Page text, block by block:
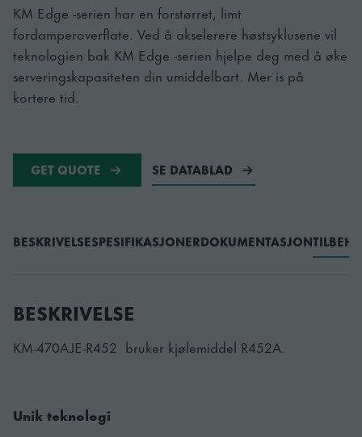
KM Edge -serien har en forstørret, limt
fordamperoverflate. Ved å akselerere høstsyklusene vil
teknologien bak KM Edge -serien hjelpe deg med å øke
serveringskapasiteten din umiddelbart. Mer is på
kortere tid.
GET QUOTE SE DATABLAD
BESKRIVELSESPESIFIKASJONERDOKUMENTASJON
BESKRIVELSE
KM-470AJE-R452 bruker kjølemiddel R452A.
Unik teknologi